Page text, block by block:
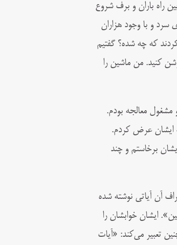
راه باران و برف شروع
و با وجود هزاران
که چه شده؟ گفتیم
کنید. من ماشین را
مشغول معالجه بودم.
ایشان عرض کردم.
برخاستم و چند
آن آیاتی نوشته شده
ایشان خوابشان را
تعبیر می‌کند: «آیات